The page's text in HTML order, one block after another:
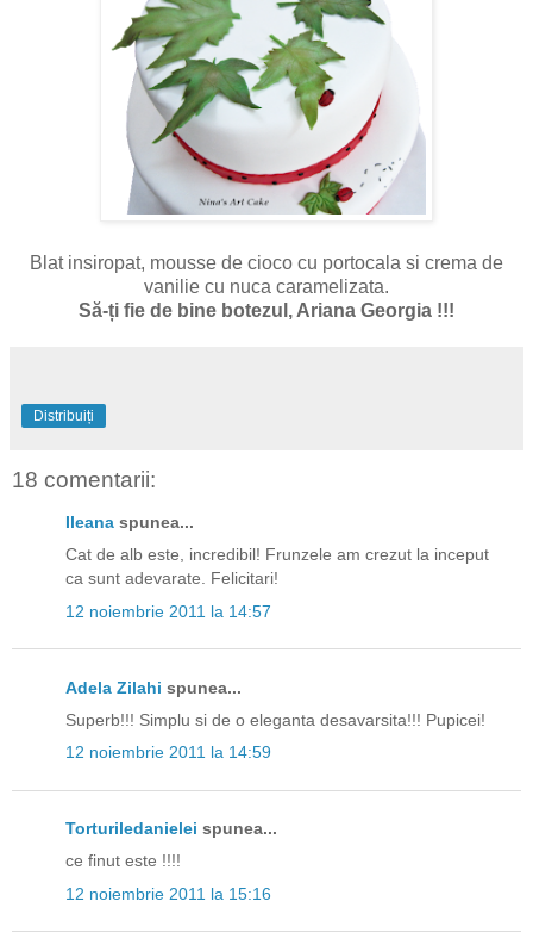
Blat insiropat, mousse de cioco cu portocala si crema de
vanilie cu nuca caramelizata.
Să-ți fie de bine botezul, Ariana Georgia !!!
Distribuiți
18 comentarii:
Ileana spunea...
Cat de alb este, incredibil! Frunzele am crezut la inceput
ca sunt adevarate. Felicitari!
12 noiembrie 2011 la 14:57
Adela Zilahi spunea...
Superb!!! Simplu si de o eleganta desavarsita!!! Pupicei!
12 noiembrie 2011 la 14:59
Torturiledanielei spunea...
ce finut este !!!!
12 noiembrie 2011 la 15:16